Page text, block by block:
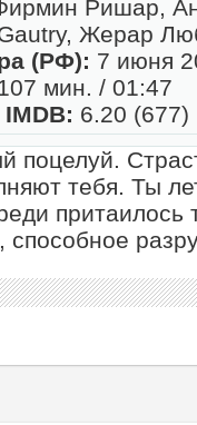
Ришар,
Жерар
(РФ): 7 июня
мин. / 01:47
IMDB: 6.20 (677)
поцелуй.
тебя. Ты
притаилось
способное